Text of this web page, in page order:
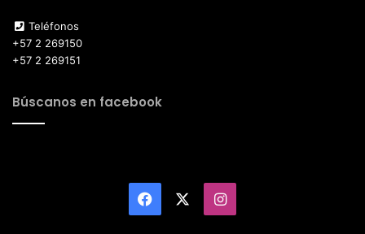
Teléfonos
+57 2 269150
+57 2 269151
Búscanos en facebook
Facebook Instagram